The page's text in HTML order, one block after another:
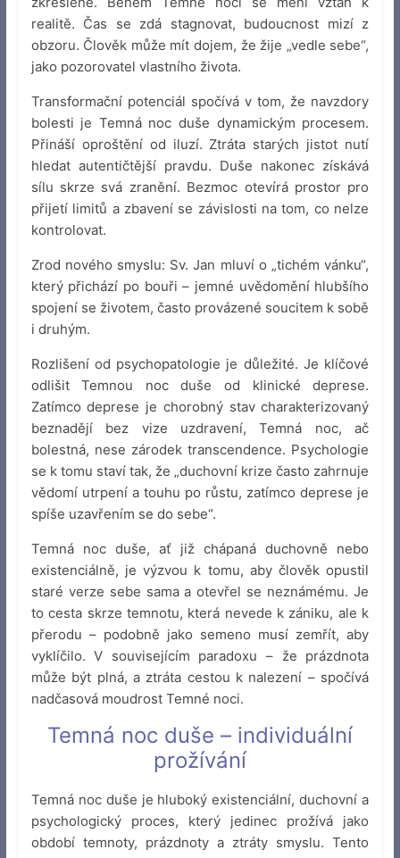
realitě. Čas se zdá stagnovat, budoucnost mizí z
obzoru. Člověk může mít dojem, že žije „vedle sebe“,
jako pozorovatel vlastního života.
Transformační potenciál spočívá v tom, že navzdory
bolesti je Temná noc duše dynamickým procesem.
Přináší oproštění od iluzí. Ztráta starých jistot nutí
hledat autentičtější pravdu. Duše nakonec získává
sílu skrze svá zranění. Bezmoc otevírá prostor pro
přijetí limitů a zbavení se závislosti na tom, co nelze
kontrolovat.
Zrod nového smyslu: Sv. Jan mluví o „tichém vánku“,
který přichází po bouři – jemné uvědomění hlubšího
spojení se životem, často provázené soucitem k sobě
i druhým.
Rozlišení od psychopatologie je důležité. Je klíčové
odlišit Temnou noc duše od klinické deprese.
Zatímco deprese je chorobný stav charakterizovaný
beznadějí bez vize uzdravení, Temná noc, ač
bolestná, nese zárodek transcendence. Psychologie
se k tomu staví tak, že „duchovní krize často zahrnuje
vědomí utrpení a touhu po růstu, zatímco deprese je
spíše uzavřením se do sebe“.
Temná noc duše, ať již chápaná duchovně nebo
existenciálně, je výzvou k tomu, aby člověk opustil
staré verze sebe sama a otevřel se neznámému. Je
to cesta skrze temnotu, která nevede k zániku, ale k
přerodu – podobně jako semeno musí zemřít, aby
vyklíčilo. V souvisejícím paradoxu – že prázdnota
může být plná, a ztráta cestou k nalezení – spočívá
nadčasová moudrost Temné noci.
Temná noc duše – individuální
prožívání
Temná noc duše je hluboký existenciální, duchovní a
psychologický proces, který jedinec prožívá jako
období temnoty, prázdnoty a ztráty smyslu. Tento